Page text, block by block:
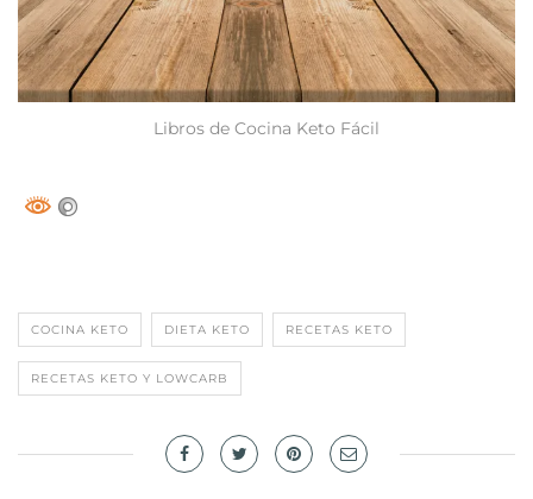
Libros de Cocina Keto Fácil
COCINA KETO DIETA KETO RECETAS KETO
RECETAS KETO Y LOWCARB